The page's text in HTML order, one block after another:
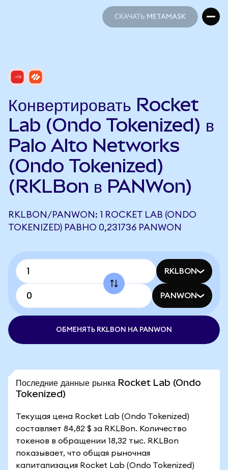
СКАЧАТЬ METAMASK
Конвертировать Rocket
Lab (Ondo Tokenized) в
Palo Alto Networks
(Ondo Tokenized)
(RKLBon в PANWon)
RKLBON/PANWON: 1 ROCKET LAB (ONDO
TOKENIZED) РАВНО 0,231736 PANWON
RKLBON
PANWON
ОБМЕНЯТЬ RKLBON НА PANWON
Последние данные рынка Rocket Lab (Ondo
Tokenized)
Текущая цена Rocket Lab (Ondo Tokenized)
составляет 84,82 $ за RKLBon. Количество
токенов в обращении 18,32 тыс. RKLBon
показывает, что общая рыночная
капитализация Rocket Lab (Ondo Tokenized)